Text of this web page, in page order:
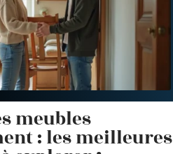
meubles
: les meilleures